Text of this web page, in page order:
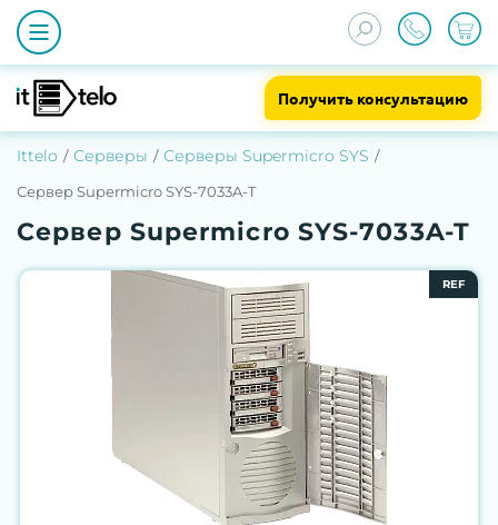
Получить консультацию
Ittelo Серверы Серверы Supermicro SYS
Сервер Supermicro SYS-7033A-T
Сервер Supermicro SYS-7033A-T
REF